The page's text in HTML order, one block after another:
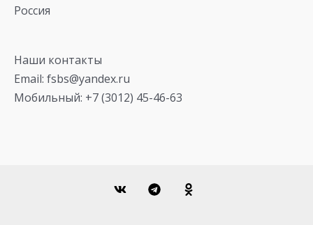
Россия
Наши контакты
Email: fsbs@yandex.ru
Мобильный: +7 (3012) 45-46-63